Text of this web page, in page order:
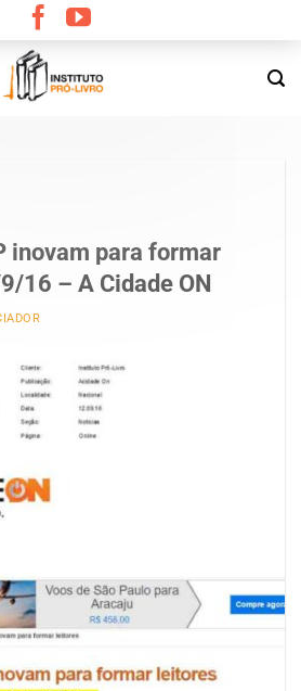
inovam para formar
16 – A Cidade ON